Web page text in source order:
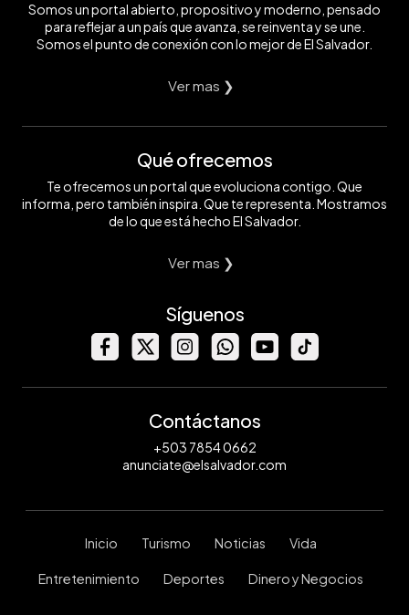
Somos un portal abierto, propositivo y moderno, pensado
para reflejar a un país que avanza, se reinventa y se une.
Somos el punto de conexión con lo mejor de El Salvador.
Ver mas ❯
Qué ofrecemos
Te ofrecemos un portal que evoluciona contigo. Que
informa, pero también inspira. Que te representa. Mostramos
de lo que está hecho El Salvador.
Ver mas ❯
Síguenos
Contáctanos
+503 7854 0662
anunciate@elsalvador.com
Inicio Turismo Noticias Vida
Entretenimiento Deportes Dinero y Negocios